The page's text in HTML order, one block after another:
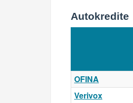
Autokredite
OFINA
Verivox